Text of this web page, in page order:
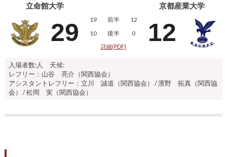
立命館大学 京都産業大学
29 19 前半 12 12
10 後半 0
詳細(PDF)
入場者数:人 天候:
レフリー：山谷 亮介（関西協会）
アシスタントレフリー：立川 誠道（関西協会） / 濱野 拓真（関西協
会） / 松岡 実（関西協会）